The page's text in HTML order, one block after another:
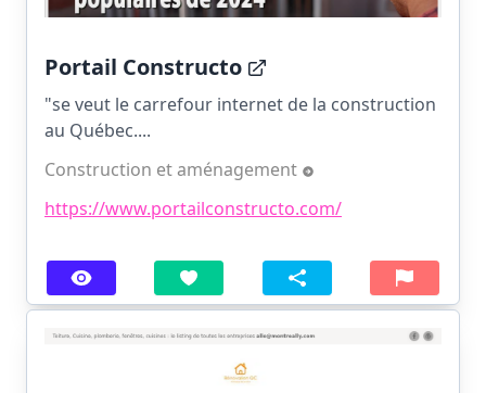
Portail Constructo
"se veut le carrefour internet de la construction
au Québec....
Construction et aménagement
https://www.portailconstructo.com/